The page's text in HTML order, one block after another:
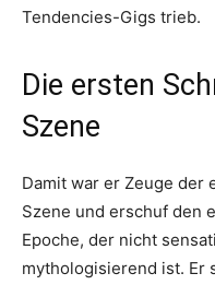
Tendencies-Gigs trieb.
Die ersten
Szene
Damit war er Zeuge der
Szene und erschuf den
Epoche, der nicht
mythologisierend ist. Er